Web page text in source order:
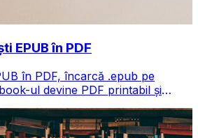
EPUB în PDF
în PDF, încarcă .epub pe
ul devine PDF printabil și